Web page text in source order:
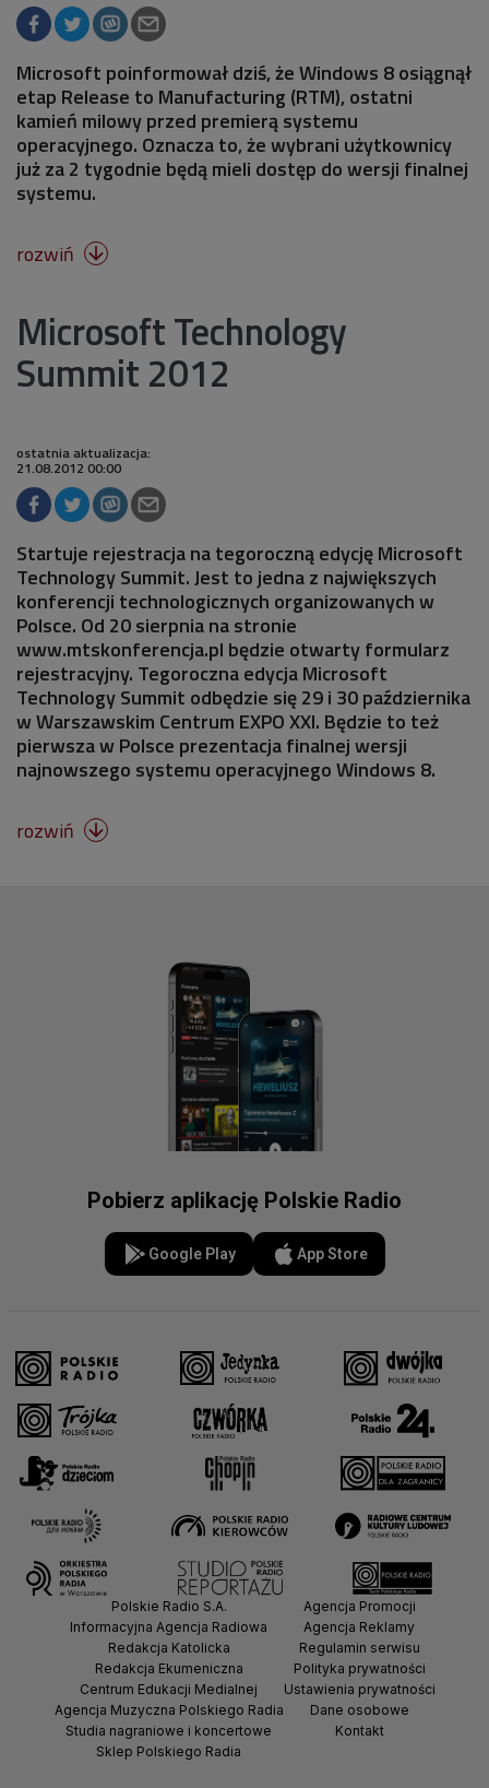
Microsoft poinformował dziś, że Windows 8 osiągnął
etap Release to Manufacturing (RTM), ostatni
kamień milowy przed premierą systemu
operacyjnego. Oznacza to, że wybrani użytkownicy
już za 2 tygodnie będą mieli dostęp do wersji finalnej
systemu.
rozwiń 
Microsoft Technology
Summit 2012
ostatnia aktualizacja:
21.08.2012 00:00
Startuje rejestracja na tegoroczną edycję Microsoft
Technology Summit. Jest to jedna z największych
konferencji technologicznych organizowanych w
Polsce. Od 20 sierpnia na stronie
www.mtskonferencja.pl będzie otwarty formularz
rejestracyjny. Tegoroczna edycja Microsoft
Technology Summit odbędzie się 29 i 30 października
w Warszawskim Centrum EXPO XXI. Będzie to też
pierwsza w Polsce prezentacja finalnej wersji
najnowszego systemu operacyjnego Windows 8.
rozwiń 
Pobierz aplikację Polskie Radio
Google Play App Store
Polskie Radio S.A.
Informacyjna Agencja Radiowa
Redakcja Katolicka
Redakcja Ekumeniczna
Centrum Edukacji Medialnej
Agencja Muzyczna Polskiego Radia
Studia nagraniowe i koncertowe
Sklep Polskiego Radia
Agencja Promocji
Agencja Reklamy
Regulamin serwisu
Polityka prywatności
Ustawienia prywatności
Dane osobowe
Kontakt